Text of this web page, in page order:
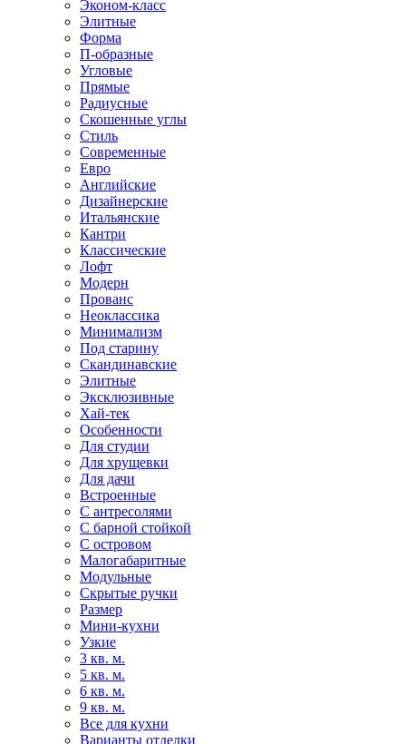
Эконом-класс
Элитные
Форма
П-образные
Угловые
Прямые
Радиусные
Скошенные углы
Стиль
Современные
Евро
Английские
Дизайнерские
Итальянские
Кантри
Классические
Лофт
Модерн
Прованс
Неоклассика
Минимализм
Под старину
Скандинавские
Элитные
Эксклюзивные
Хай-тек
Особенности
Для студии
Для хрущевки
Для дачи
Встроенные
С антресолями
С барной стойкой
С островом
Малогабаритные
Модульные
Скрытые ручки
Размер
Мини-кухни
Узкие
3 кв. м.
5 кв. м.
6 кв. м.
9 кв. м.
Все для кухни
Варианты отделки